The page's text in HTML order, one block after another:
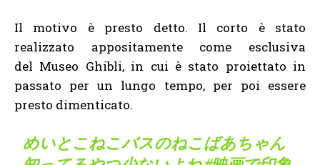
Il motivo è presto detto. Il corto è stato
realizzato appositamente come esclusiva
del Museo Ghibli, in cui è stato proiettato in
passato per un lungo tempo, per poi essere
presto dimenticato.
めいとこねこバスのねこばあちゃん